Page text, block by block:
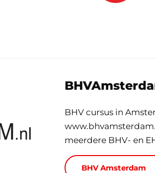
BHV cursus in
meerdere BHV- en
BHV Amsterdam